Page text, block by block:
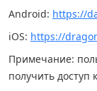
Android: https://
iOS: https://
Примечание:
получить доступ